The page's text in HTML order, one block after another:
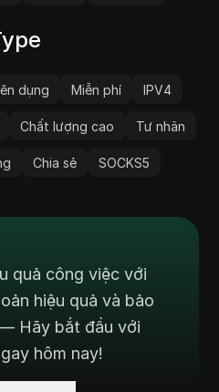
dụng Miễn phí IPV4
Chất lượng cao Tư nhân
Chia sẻ SOCKS5
quả công việc với
hiệu quả và bảo
Hãy bắt đầu với
hôm nay!